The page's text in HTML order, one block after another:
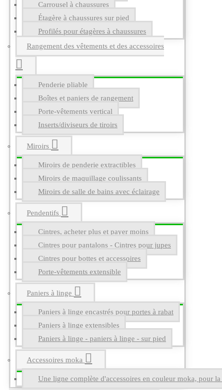
Carrousel à chaussures
Étagère à chaussures sur pied
Profilés pour étagères à chaussures
Rangement des vêtements et des accessoires
Penderie pliable
Boîtes et paniers de rangement
Porte-vêtements vertical
Inserts/diviseurs de tiroirs
Miroirs
Miroirs de penderie extractibles
Miroirs de maquillage coulissants
Miroirs de salle de bains avec éclairage
Pendentifs
Cintres, acheter plus et payer moins
Cintres pour pantalons - Cintres pour jupes
Cintres pour bottes et accessoires
Porte-vêtements extensible
Paniers à linge
Paniers à linge encastrés pour portes à rabat
Paniers à linge extensibles
Paniers à linge - paniers à linge - sur pied
Accessoires moka
Une ligne complète d'accessoires en couleur moka, pour